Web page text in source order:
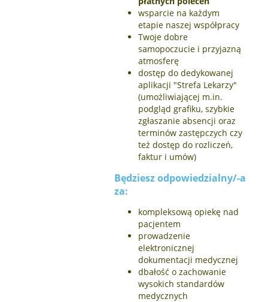
wsparcie na każdym
etapie naszej współpracy
Twoje dobre
samopoczucie i przyjazną
atmosferę
dostęp do dedykowanej
aplikacji "Strefa Lekarzy"
(umożliwiającej m.in.
podgląd grafiku, szybkie
zgłaszanie absencji oraz
terminów zastępczych czy
też dostęp do rozliczeń,
faktur i umów)
Będziesz odpowiedzialny/-a
za:
kompleksową opiekę nad
pacjentem
prowadzenie
elektronicznej
dokumentacji medycznej
dbałość o zachowanie
wysokich standardów
medycznych